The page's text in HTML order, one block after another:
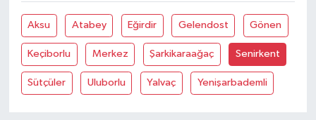
Aksu Atabey Eğirdir Gelendost Gönen
Keçiborlu Merkez Şarkikaraağaç Senirkent
Sütçüler Uluborlu Yalvaç Yenişarbademli